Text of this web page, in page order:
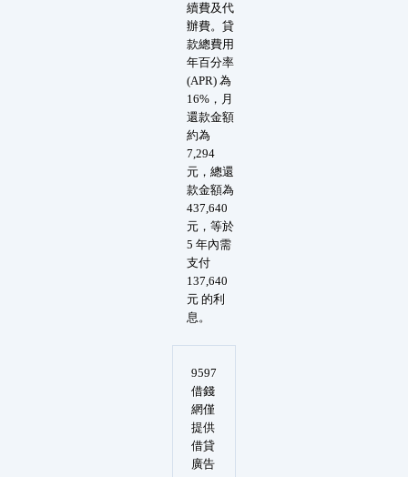
續費及代
辦費。貸
款總費用
年百分率
(APR) 為
16%，月
還款金額
約為
7,294
元，總還
款金額為
437,640
元，等於
5 年內需
支付
137,640
元 的利
息。
9597
借錢
網僅
提供
借貸
廣告